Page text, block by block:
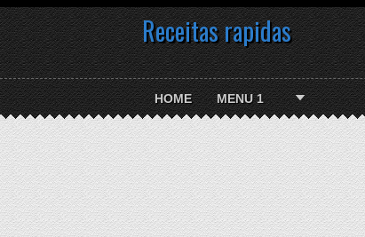
Receitas rapidas
HOME MENU 1